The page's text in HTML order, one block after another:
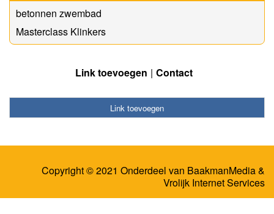
betonnen zwembad
Masterclass Klinkers
Link toevoegen Contact
Link toevoegen
Copyright © 2021 Onderdeel van BaakmanMedia&
Vrolijk Internet Services